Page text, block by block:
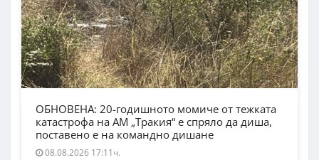
ОБНОВЕНА: 20-годишното момиче от тежката
катастрофа на АМ „Тракия“ е спряло да диша,
поставено е на командно дишане
08.08.2026 17:11ч.